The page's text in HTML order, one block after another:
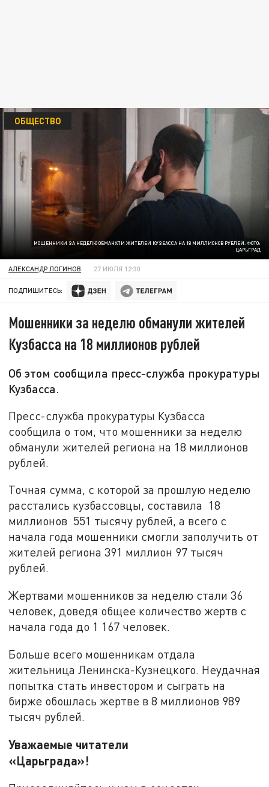
МОШЕННИКИ ЗА НЕДЕЛЮ ОБМАНУЛИ ЖИТЕЛЕЙ КУЗБАССА НА 18 МИЛЛИОНОВ РУБЛЕЙ. ФОТО:
ЦАРЬГРАД
ОБЩЕСТВО
АЛЕКСАНДР ЛОГИНОВ 27 ИЮЛЯ 12:30
ПОДПИШИТЕСЬ:
Мошенники за неделю обманули жителей
Кузбасса на 18 миллионов рублей
Об этом сообщила пресс-служба прокуратуры
Кузбасса.
Пресс-служба прокуратуры Кузбасса
сообщила о том, что мошенники за неделю
обманули жителей региона на 18 миллионов
рублей.
Точная сумма, с которой за прошлую неделю
расстались кузбассовцы, составила 18
миллионов 551 тысячу рублей, а всего с
начала года мошенники смогли заполучить от
жителей региона 391 миллион 97 тысяч
рублей.
Жертвами мошенников за неделю стали 36
человек, доведя общее количество жертв с
начала года до 1 167 человек.
Больше всего мошенникам отдала
жительница Ленинска-Кузнецкого. Неудачная
попытка стать инвестором и сыграть на
бирже обошлась жертве в 8 миллионов 989
тысяч рублей.
Уважаемые читатели
«Царьграда»!